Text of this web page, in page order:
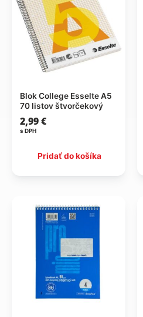
Blok College Esselte A5
70 listov štvorčekový
2,99€
s DPH
Pridať do košíka